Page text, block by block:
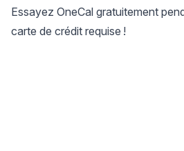
Essayez OneCal gratuitement
carte de crédit requise !